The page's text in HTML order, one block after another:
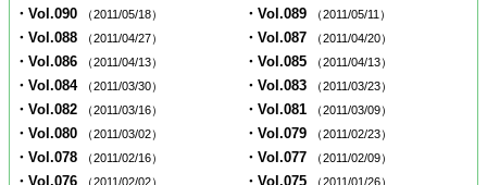
・Vol.090 （2011/05/18） ・Vol.089 （2011/05/11）
・Vol.088 （2011/04/27） ・Vol.087 （2011/04/20）
・Vol.086 （2011/04/13） ・Vol.085 （2011/04/13）
・Vol.084 （2011/03/30） ・Vol.083 （2011/03/23）
・Vol.082 （2011/03/16） ・Vol.081 （2011/03/09）
・Vol.080 （2011/03/02） ・Vol.079 （2011/02/23）
・Vol.078 （2011/02/16） ・Vol.077 （2011/02/09）
・Vol.076 （2011/02/02） ・Vol.075 （2011/01/26）